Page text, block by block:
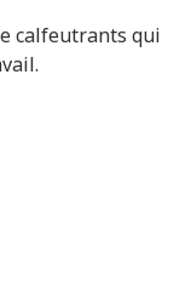
calfeutrants qui